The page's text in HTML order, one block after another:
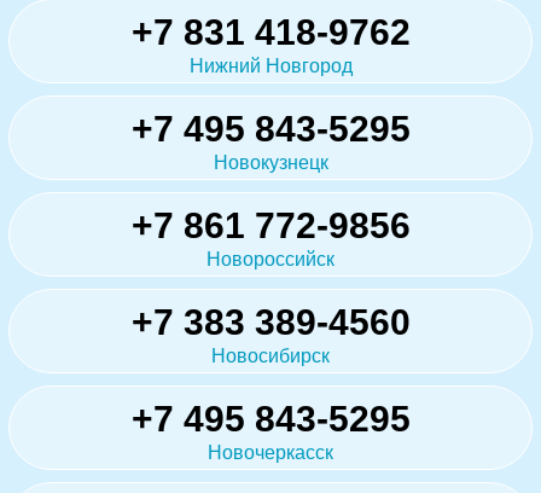
+7 831 418-9762
Нижний Новгород
+7 495 843-5295
Новокузнецк
+7 861 772-9856
Новороссийск
+7 383 389-4560
Новосибирск
+7 495 843-5295
Новочеркасск